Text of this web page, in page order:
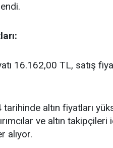
16.162,00 TL, satış
altın fiyatları
ve altın
alıyor.